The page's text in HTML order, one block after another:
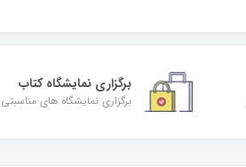
برگزاری نمایشگاه کتاب
برگزاری نمایشگاه های مناسبتی